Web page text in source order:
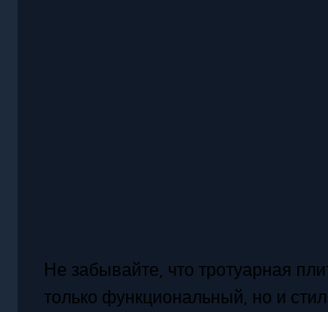
Не забывайте, что тротуарная
только функциональный, но и